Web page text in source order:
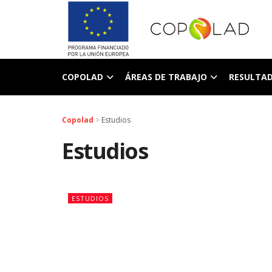
COPOLAD ÁREAS DE TRABAJO
Copolad > Estudios
Estudios
ESTUDIOS